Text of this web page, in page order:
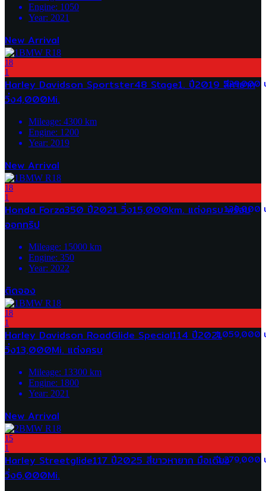
Engine: 1050
Year: 2021
New Arrival
18
1
529,000
Harley Davidson Sportster48 Stage1. ปี2019 สีหายาก
วิ่ง4,000Mi.
Mileage: 4300 km
Engine: 1200
Year: 2019
New Arrival
18
1
139,000
Honda Forza350 ปี2021 วิ่ง15,000km. แต่งครบ พร้อม
ออกทริป
Mileage: 15000 km
Engine: 350
Year: 2022
ติดจอง
18
1
1,059,000
Harley Davidson RoadGlide Special114 ปี2021
วิ่ง13,000Mi. แต่งครบ
Mileage: 13300 km
Engine: 1800
Year: 2021
New Arrival
15
1
1,279,000
Harley Streetglide117 ปี2025 สีขาวหายาก มือเดียว
วิ่ง6,000Mi.